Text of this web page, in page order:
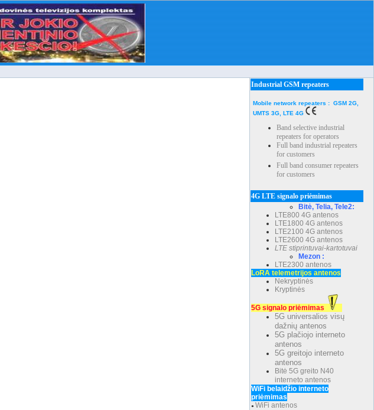
Industrial GSM repeaters
Mobile network repeaters : GSM 2G,
UMTS 3G, LTE 4G
Band selective industrial
repeaters for operators
Full band industrial repeaters
for customers
Full band consumer repeaters
for customers
4G LTE signalo priėmimas
Bitė, Telia, Tele2:
LTE800 4G antenos
LTE1800 4G antenos
LTE2100 4G antenos
LTE2600 4G antenos
LTE stiprintuvai-kartotuvai
Mezon :
LTE2300 antenos
LoRA telemetrijos antenos
Nekryptinės
Kryptinės
5G signalo priėmimas
5G universalios visų
dažnių antenos
5G plačiojo interneto
antenos
5G greitojo interneto
antenos
Bitė 5G greito N40
interneto antenos
WiFi belaidžio interneto
priėmimas
● WiFi antenos